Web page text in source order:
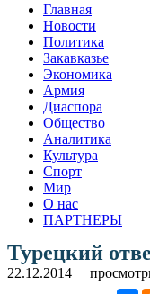
Главная
Новости
Политика
Закавказье
Экономика
Армия
Диаспора
Общество
Аналитика
Культура
Спорт
Мир
О нас
ПАРТНЕРЫ
Турецкий
22.12.2014